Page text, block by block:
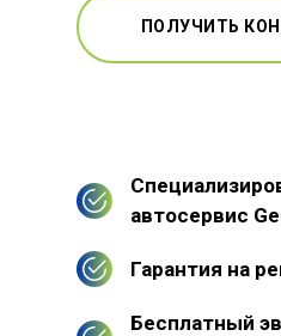
ПОЛУЧИТЬ
автосервис
Гарантия на
Бесплатный